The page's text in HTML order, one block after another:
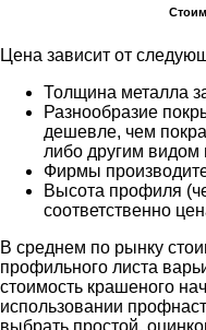
Цена зависит от
Толщина металла
Разнообразие
дешевле, чем
либо другим видом
Фирмы
Высота профиля
соответственно
В среднем по рынку
профильного листа
стоимость крашеного
использовании
выбрать простой,